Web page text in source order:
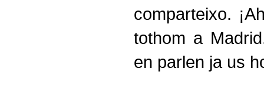
comparteixo.
tothom a
en parlen ja us